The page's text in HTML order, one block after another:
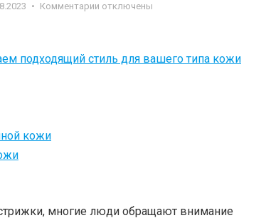
• Комментарии отключены
подходящий стиль для вашего типа кожи
кожи
многие люди обращают внимание